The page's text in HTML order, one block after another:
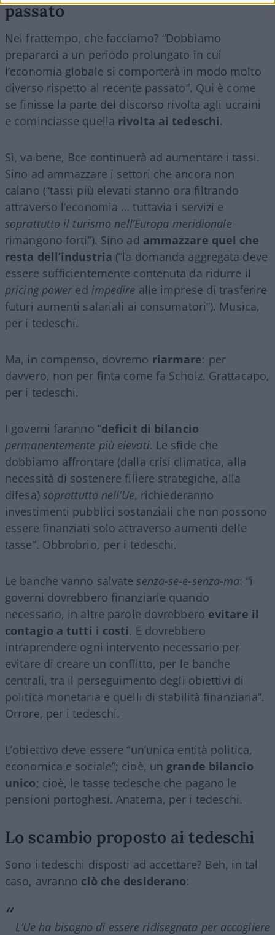
passato
Nel frattempo, che facciamo? “Dobbiamo
prepararci a un periodo prolungato in cui
l’economia globale si comporterà in modo molto
diverso rispetto al recente passato”. Qui è come
se finisse la parte del discorso rivolta agli ucraini
e cominciasse quella rivolta ai tedeschi.
Sì, va bene, Bce continuerà ad aumentare i tassi.
Sino ad ammazzare i settori che ancora non
calano (“tassi più elevati stanno ora filtrando
attraverso l’economia … tuttavia i servizi e
soprattutto il turismo nell’Europa meridionale
rimangono forti”). Sino ad ammazzare quel che
resta dell’industria (“la domanda aggregata deve
essere sufficientemente contenuta da ridurre il
pricing powered impedire alle imprese di trasferire
futuri aumenti salariali ai consumatori”). Musica,
per i tedeschi.
Ma, in compenso, dovremo riarmare: per
davvero, non per finta come fa Scholz. Grattacapo,
per i tedeschi.
I governi faranno “deficit di bilancio
permanentemente più elevati. Le sfide che
dobbiamo affrontare (dalla crisi climatica, alla
necessità di sostenere filiere strategiche, alla
difesa) soprattutto nell’Ue, richiederanno
investimenti pubblici sostanziali che non possono
essere finanziati solo attraverso aumenti delle
tasse”. Obbrobrio, per i tedeschi.
Le banche vanno salvatesenza-se-e-senza-ma: “i
governi dovrebbero finanziarle quando
necessario, in altre parole dovrebbero evitare il
contagio a tutti i costi. E dovrebbero
intraprendere ogni intervento necessario per
evitare di creare un conflitto, per le banche
centrali, tra il perseguimento degli obiettivi di
politica monetaria e quelli di stabilità finanziaria”.
Orrore, per i tedeschi.
L’obiettivo deve essere “un’unica entità politica,
economica e sociale”; cioè, un grande bilancio
unico; cioè, le tasse tedesche che pagano le
pensioni portoghesi. Anatema, per i tedeschi.
Lo scambio proposto ai tedeschi
Sono i tedeschi disposti ad accettare? Beh, in tal
caso, avranno ciò che desiderano:
L’Ue ha bisogno di essere ridisegnata per accogliere